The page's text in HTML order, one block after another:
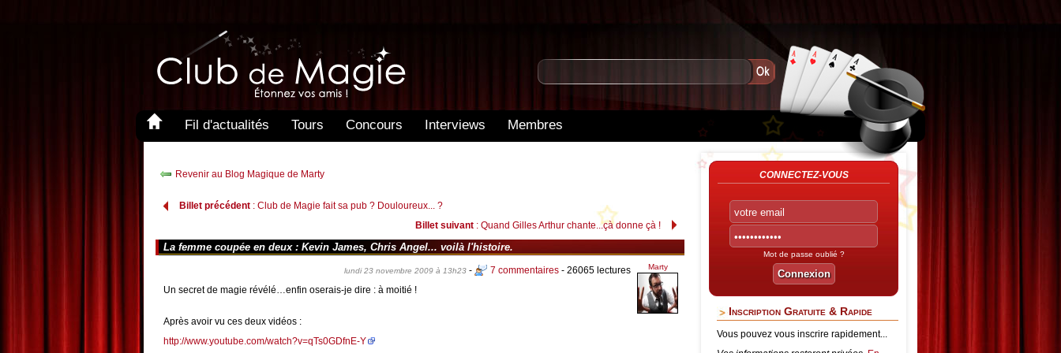
Fil d'actualités Tours Concours Interviews Membres
Revenir au Blog Magique de Marty
Billet précédent : Club de Magie fait sa pub ? Douloureux... ?
Billet suivant : Quand Gilles Arthur chante...çà donne çà !
La femme coupée en deux : Kevin James, Chris Angel... voilà l'histoire.
Marty
lundi 23 novembre 2009 à 13h23 - 7 commentaires - 26065 lectures
Un secret de magie révélé…enfin oserais-je dire : à moitié !
Après avoir vu ces deux vidéos :
http://www.youtube.com/watch?v=qTs0GDfnE-Y
CONNECTEZ-VOUS
Mot de passe oublié ?
Inscription Gratuite & Rapide
Vous pouvez vous inscrire rapidement...